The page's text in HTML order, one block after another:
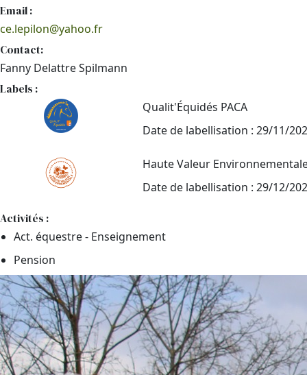
Email :
ce.lepilon@yahoo.fr
Contact:
Fanny Delattre Spilmann
Labels :
Qualit'Équidés PACA
Date de labellisation : 29/11/
Haute Valeur
Date de labellisation : 29/12/
Activités :
Act. équestre - Enseignement
Pension